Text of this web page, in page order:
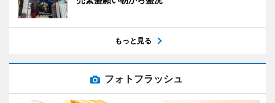
もっと見る
フォトフラッシュ